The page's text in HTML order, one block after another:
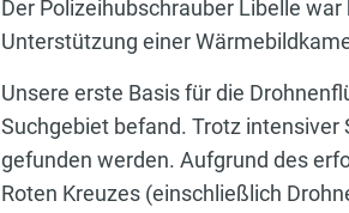
Der Polizeihubschrauber Libelle
Unterstützung einer
Unsere erste Basis für die
Suchgebiet befand. Trotz
gefunden werden. Aufgrund des
Roten Kreuzes (einschließlich